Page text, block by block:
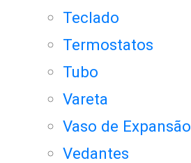
Teclado
Termostatos
Tubo
Vareta
Vaso de Expansão
Vedantes